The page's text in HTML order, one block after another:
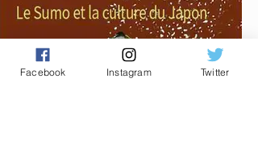
Facebook Instagram Twitter